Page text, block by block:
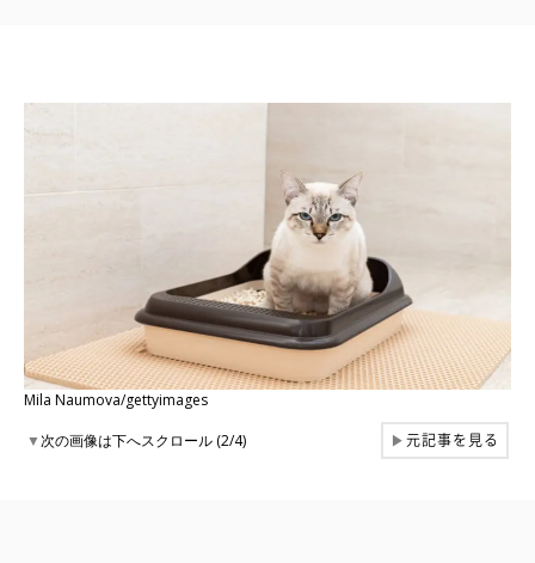
Mila Naumova/gettyimages
▼次の画像は下へスクロール (2/4) ▶元記事を見る